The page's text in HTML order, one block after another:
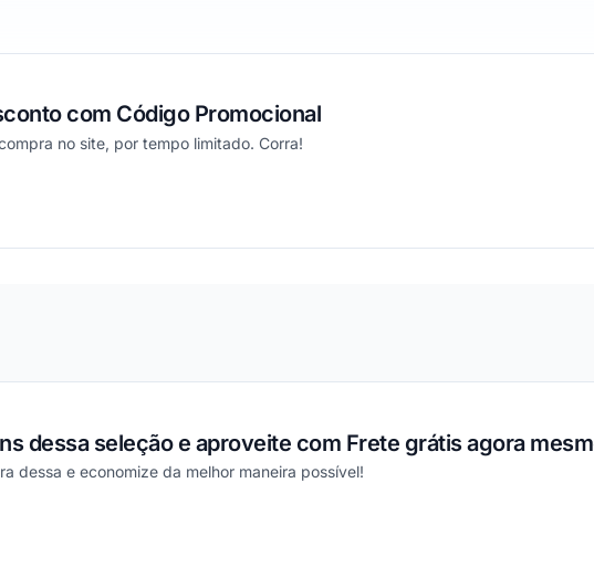
com Código Promocional
no site, por tempo limitado. Corra!
não funcionou
dessa seleção e aproveite com Frete grátis agora
dessa e economize da melhor maneira possível!
não funcionou